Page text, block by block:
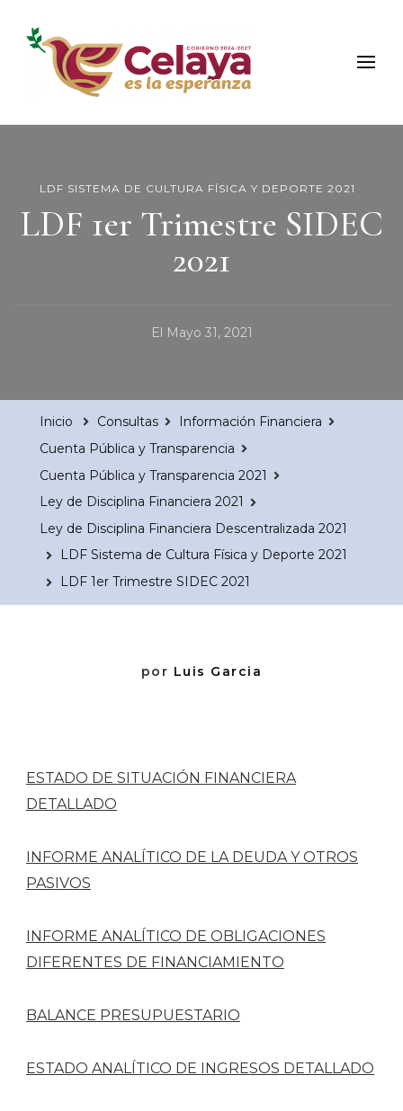
Municipio de Celaya
Portal Oficial del Municipio de Celaya
LDF SISTEMA DE CULTURA FÍSICA Y DEPORTE 2021
LDF 1er Trimestre SIDEC
2021
El Mayo 31, 2021
Inicio Consultas
Información Financiera
Cuenta Pública y Transparencia
Cuenta Pública y Transparencia 2021
Ley de Disciplina Financiera 2021
Ley de Disciplina Financiera Descentralizada 2021
LDF Sistema de Cultura Física y Deporte 2021
LDF 1er Trimestre SIDEC 2021
por Luis Garcia
ESTADO DE SITUACIÓN FINANCIERA
DETALLADO
INFORME ANALÍTICO DE LA DEUDA Y OTROS
PASIVOS
INFORME ANALÍTICO DE OBLIGACIONES
DIFERENTES DE FINANCIAMIENTO
BALANCE PRESUPUESTARIO
ESTADO ANALÍTICO DE INGRESOS DETALLADO